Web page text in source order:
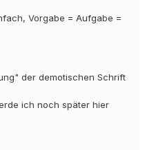
Vorgabe = Aufgabe =
der demotischen Schrift
ich noch später hier